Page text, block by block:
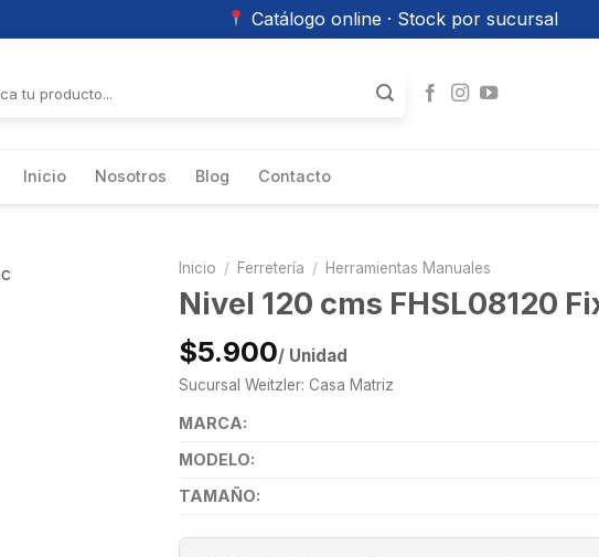
Catálogo online · Stock por sucursal
Inicio Nosotros Blog Contacto
Inicio / Ferretería / Herramientas Manuales
Nivel 120 cms FHSL08120
$5.900/ Unidad
Sucursal Weitzler: Casa Matriz
MARCA:
MODELO:
TAMAÑO: